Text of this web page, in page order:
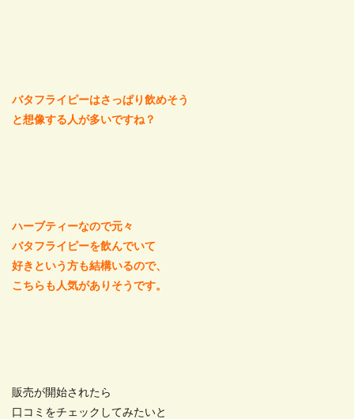
バタフライピーはさっぱり飲めそう
と想像する人が多いですね？
ハーブティーなので元々
バタフライピーを飲んでいて
好きという方も結構いるので、
こちらも人気がありそうです。
販売が開始されたら
口コミをチェックしてみたいと